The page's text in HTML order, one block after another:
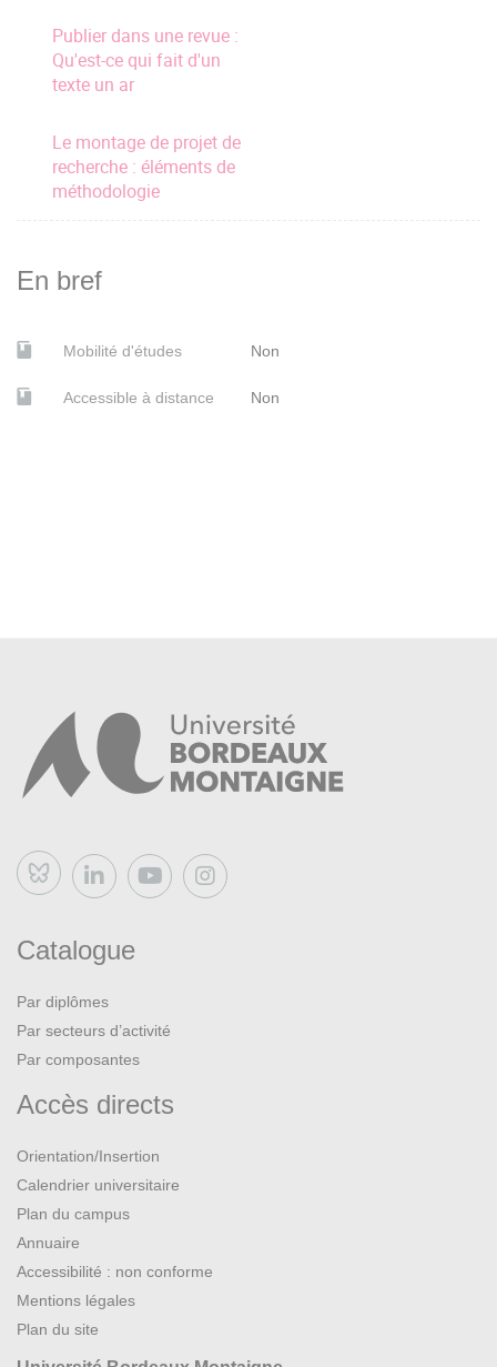
Publier dans une revue :
Qu'est-ce qui fait d'un
texte un ar
Le montage de projet de
recherche : éléments de
méthodologie
En bref
Mobilité d'études Non
Accessible à distance Non
Bluesky
Catalogue
Par diplômes
Par secteurs d’activité
Par composantes
Accès directs
Orientation/Insertion
Calendrier universitaire
Plan du campus
Annuaire
Accessibilité : non conforme
Mentions légales
Plan du site